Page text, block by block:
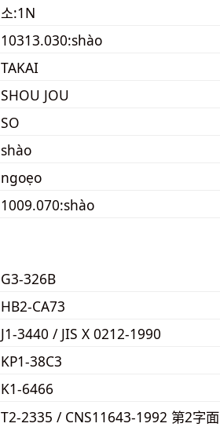
소:1N
10313.030:shào
TAKAI
SHOU JOU
SO
shào
ngoẹo
1009.070:shào
G3-326B
HB2-CA73
J1-3440 / JIS X 0212-1990
KP1-38C3
K1-6466
T2-2335 / CNS11643-1992 第2字面